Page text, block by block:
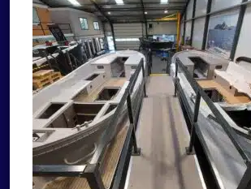
vrijblijvende offerte aan!
Offerte aanvragen
Ga naar
Dek Designer
Over ons
Projecten
×
Deze website maakt
gebruik van cookies.
Deze website gebruikt cookies om uw
gebruikerservaring te verbeteren. Door
onze website te gebruiken, stemt u in met
alle cookies in overeenstemming met ons
Cookiebeleid. Lees verder
STRIKT NOODZAKELIJK